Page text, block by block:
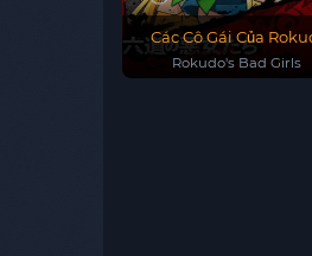
Các Cô Gái Của
Rokudo's Bad Girls